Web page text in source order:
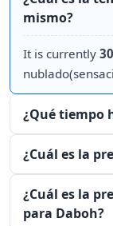
mismo?
It is currently
¿Qué tiempo
¿Cuál es la
¿Cuál es la
para Daboh?